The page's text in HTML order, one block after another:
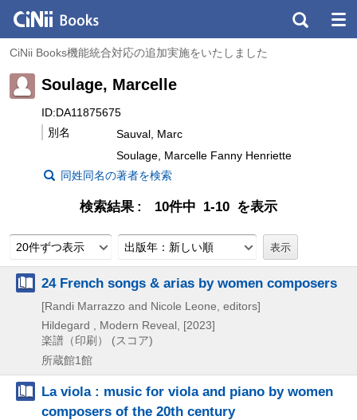
CiNii Books機能統合対応の追加実施をいたしました
Soulage, Marcelle
ID:DA11875675
別名
Sauval, Marc
Soulage, Marcelle Fanny Henriette
同姓同名の著者を検索
検索結果 10件中 1-10 を表示
20件ずつ表示 出版年：新しい順
24 French songs & arias by women composers
[Randi Marrazzo and Nicole Leone, editors]
Hildegard , Modern Reveal, [2023]
楽譜（印刷） (スコア)
所蔵館1館
La viola : music for viola and piano by women
composers of the 20th century